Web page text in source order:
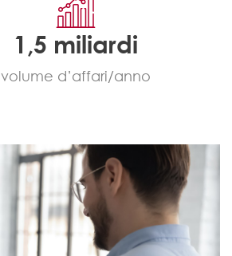
1,5 miliardi
volume d’affari/anno